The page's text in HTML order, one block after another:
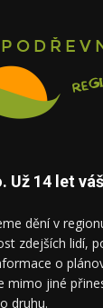
Už 14 let
dění v
zdejších lidí,
o
mimo jiné
druhu.